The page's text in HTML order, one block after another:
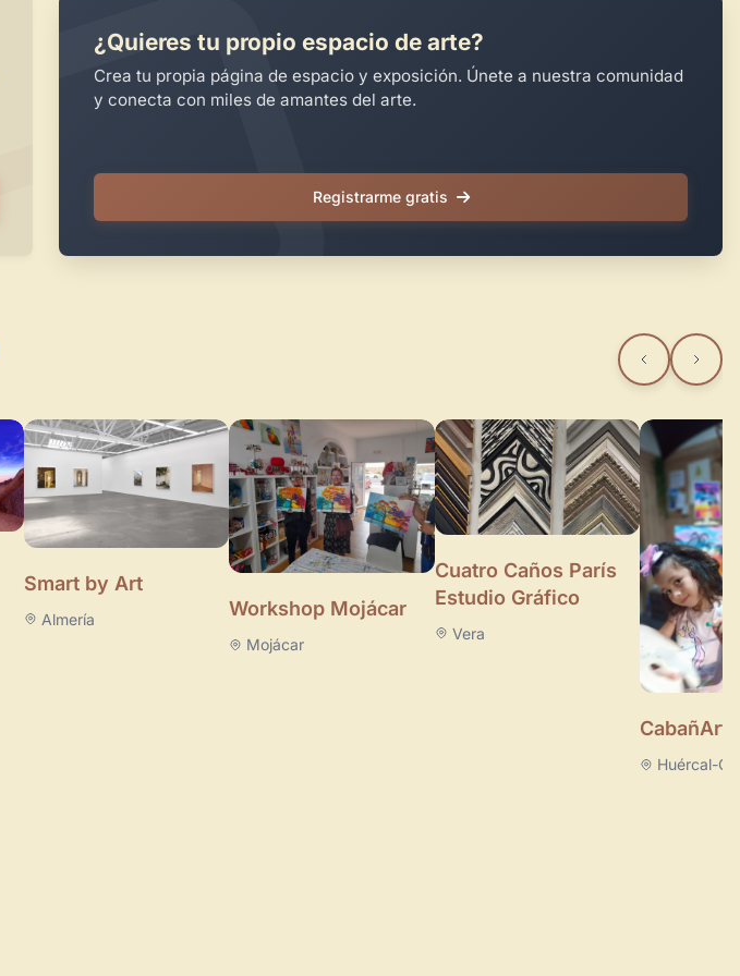
¿Quieres tu propio espacio de arte?
Crea tu propia página de espacio y exposición. Únete a nuestra comunidad
y conecta con miles de amantes del arte.
Registrarme gratis
Smart by Art
Almería Workshop Mojácar
Mojácar
Cuatro Caños París
Estudio Gráfico
Vera
CabañArte
Huércal-